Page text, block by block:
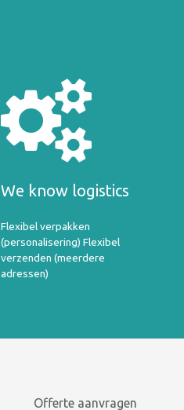
We know logistics
Flexibel verpakken
(personalisering) Flexibel
verzenden (meerdere
adressen)
Offerte aanvragen